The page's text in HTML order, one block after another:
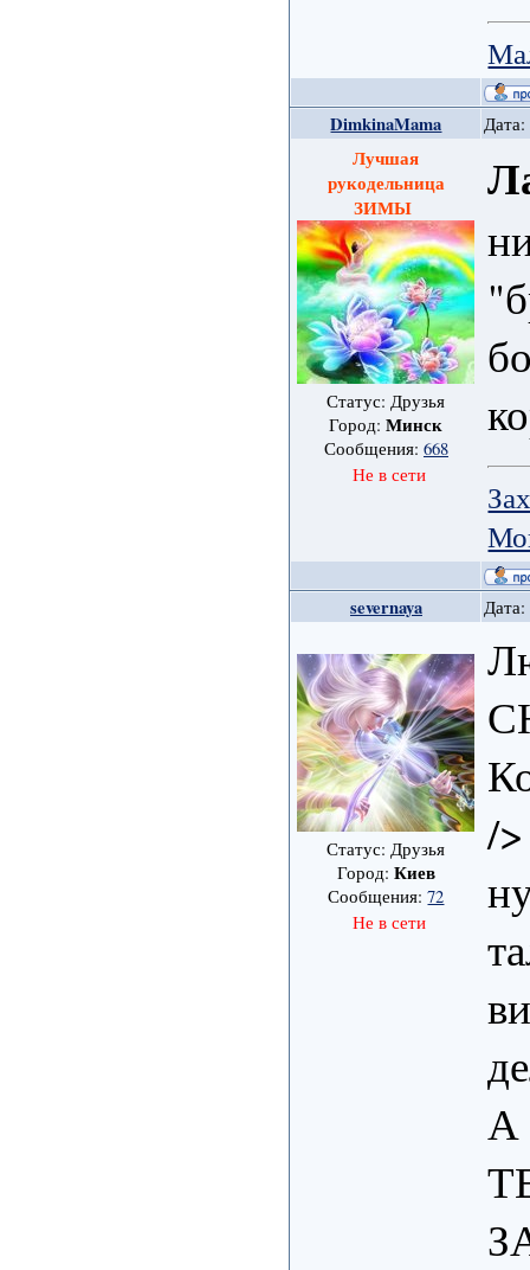
DimkinaMama Дата:
Лучшая
рукодельница
ЗИМЫ
Статус: Друзья
Город:Минск
Сообщения: 668
Не в сети
severnaya Дата:
Статус: Друзья
Город: Киев
Сообщения:72
Не в сети
/
А